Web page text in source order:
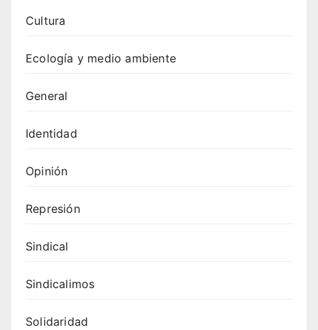
Cultura
Ecología y medio ambiente
General
Identidad
Opinión
Represión
Sindical
Sindicalimos
Solidaridad